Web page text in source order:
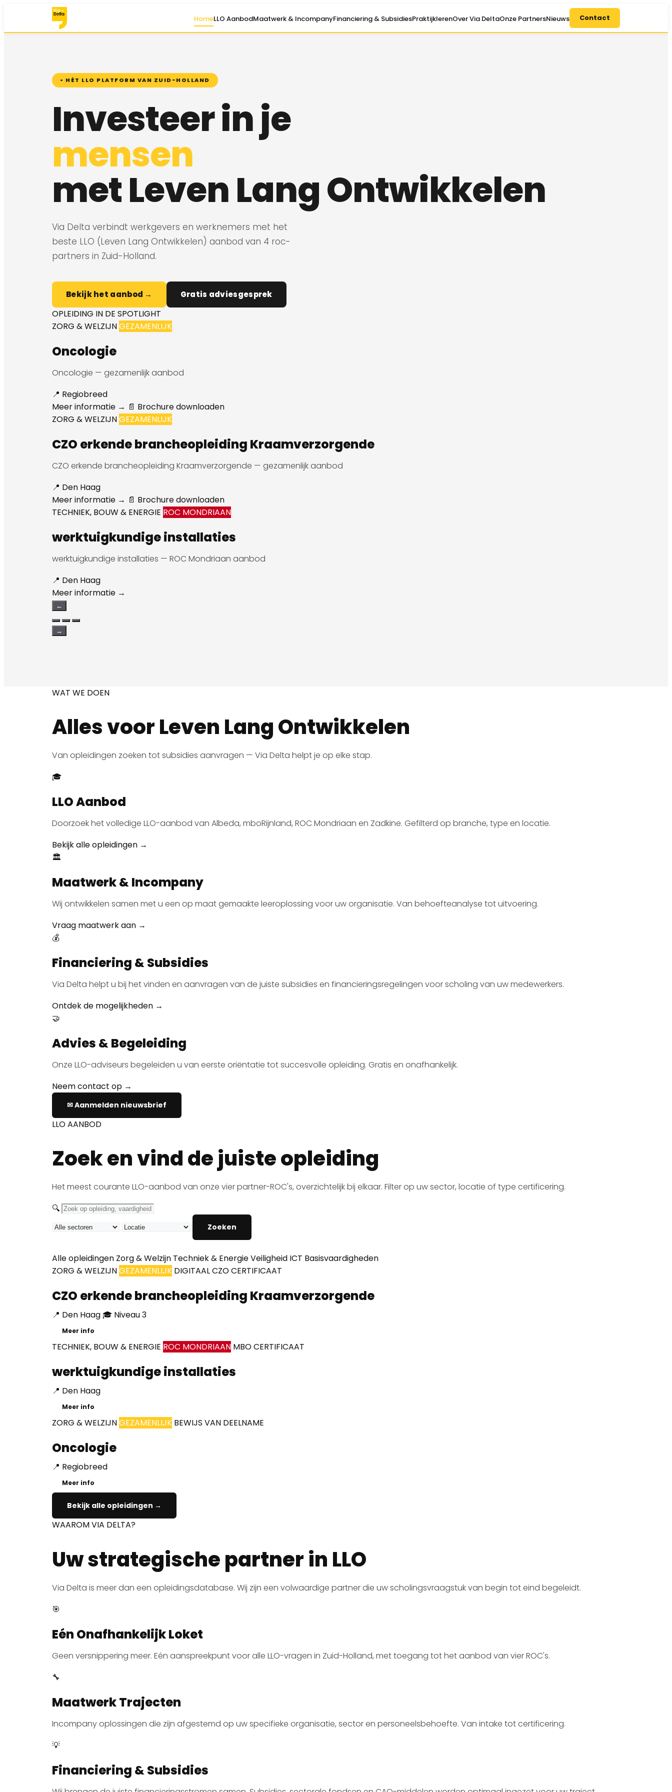
HomeLLO AanbodMaatwerk & IncompanyFinanciering & SubsidiesPraktijklerenOver Via DeltaOnze PartnersNieuws Contact
• HÉT LLO PLATFORM VAN ZUID-HOLLAND
Investeer in je
mensen
met Leven Lang Ontwikkelen
Via Delta verbindt werkgevers en werknemers met het
beste LLO (Leven Lang Ontwikkelen) aanbod van 4 roc-
partners in Zuid-Holland.
Bekijk het aanbod → Gratis adviesgesprek
OPLEIDING IN DE SPOTLIGHT
ZORG & WELZIJNGEZAMENLIJK
Oncologie
Oncologie — gezamenlijk aanbod
📍 Regiobreed
Meer informatie → 📄 Brochure downloaden
ZORG & WELZIJNGEZAMENLIJK
CZO erkende brancheopleiding Kraamverzorgende
CZO erkende brancheopleiding Kraamverzorgende — gezamenlijk aanbod
📍 Den Haag
Meer informatie → 📄 Brochure downloaden
TECHNIEK, BOUW & ENERGIE ROC MONDRIAAN
werktuigkundige installaties
werktuigkundige installaties — ROC Mondriaan aanbod
📍 Den Haag
Meer informatie →
←
→
WAT WE DOEN
Alles voor Leven Lang Ontwikkelen
Van opleidingen zoeken tot subsidies aanvragen — Via Delta helpt je op elke stap.
🎓
LLO Aanbod
Doorzoek het volledige LLO-aanbod van Albeda, mboRijnland, ROC Mondriaan en Zadkine. Gefilterd op branche, type en locatie.
Bekijk alle opleidingen →
🏛️
Maatwerk & Incompany
Wij ontwikkelen samen met u een op maat gemaakte leeroplossing voor uw organisatie. Van behoefteanalyse tot uitvoering.
Vraag maatwerk aan →
💰
Financiering & Subsidies
Via Delta helpt u bij het vinden en aanvragen van de juiste subsidies en financieringsregelingen voor scholing van uw medewerkers.
Ontdek de mogelijkheden →
🤝
Advies & Begeleiding
Onze LLO-adviseurs begeleiden u van eerste oriëntatie tot succesvolle opleiding. Gratis en onafhankelijk.
Neem contact op →
✉ Aanmelden nieuwsbrief
LLO AANBOD
Zoek en vind de juiste opleiding
Het meest courante LLO-aanbod van onze vier partner-ROC's, overzichtelijk bij elkaar. Filter op uw sector, locatie of type certificering.
🔍
Zoeken
Alle opleidingen Zorg & Welzijn Techniek & EnergieVeiligheid ICT Basisvaardigheden
ZORG & WELZIJNGEZAMENLIJK DIGITAAL CZO CERTIFICAAT
CZO erkende brancheopleiding Kraamverzorgende
📍 Den Haag🎓 Niveau 3
Meer info
TECHNIEK, BOUW & ENERGIE ROC MONDRIAAN MBO CERTIFICAAT
werktuigkundige installaties
📍 Den Haag
Meer info
ZORG & WELZIJNGEZAMENLIJK BEWIJS VAN DEELNAME
Oncologie
📍 Regiobreed
Meer info
Bekijk alle opleidingen →
WAAROM VIA DELTA?
Uw strategische partner in LLO
Via Delta is meer dan een opleidingsdatabase. Wij zijn een volwaardige partner die uw scholingsvraagstuk van begin tot eind begeleidt.
🎯
Eén Onafhankelijk Loket
Geen versnippering meer. Eén aanspreekpunt voor alle LLO-vragen in Zuid-Holland, met toegang tot het aanbod van vier ROC's.
🔧
Maatwerk Trajecten
Incompany oplossingen die zijn afgestemd op uw specifieke organisatie, sector en personeelsbehoefte. Van intake tot certificering.
💡
Financiering & Subsidies